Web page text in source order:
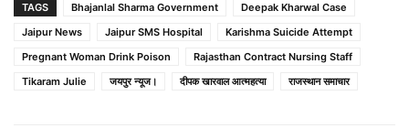
TAGS Bhajanlal Sharma Government
Deepak Kharwal Case
Jaipur News
Jaipur SMS Hospital
Karishma Suicide Attempt
Pregnant Woman Drink Poison
Rajasthan Contract Nursing Staff
Tikaram Julie
जयपुर न्यूज। दीपक खारवाल आत्महत्या राजस्थान समाचार